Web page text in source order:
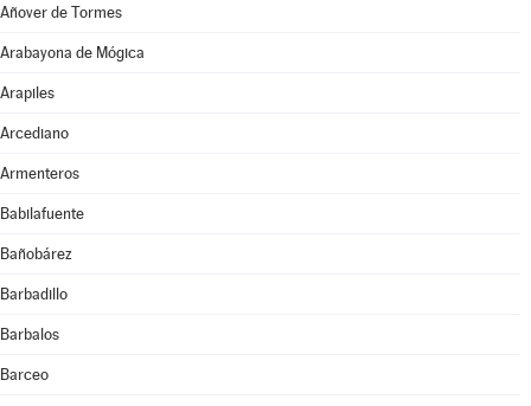
Añover de Tormes
Arabayona de Mógica
Arapiles
Arcediano
Armenteros
Babilafuente
Bañobárez
Barbadillo
Barbalos
Barceo